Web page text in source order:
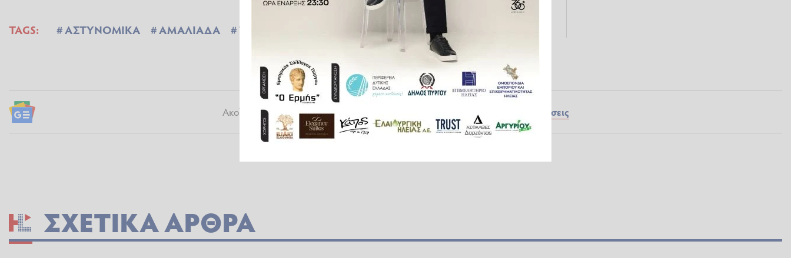
TAGS: ΑΣΤΥΝΟΜΙΚΑ ΑΜΑΛΙΑΔΑ ΤΡΟΧΟΝΟΜΙΚΟΣ ΕΛΕΓΧΟΣ
Ακολουθήστε το ilialive.gr στο και μάθετε πρώτοι όλες τις Ειδήσεις
ΣΧΕΤΙΚΆ ΆΡΘΡΑ